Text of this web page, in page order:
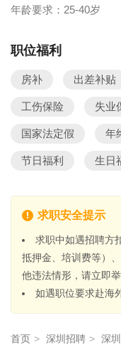
年龄要求：25-40岁
职位福利
房补 出差补贴
工伤保险 失业
国家法定假 年
节日福利 生日
求职安全提示
求职中如遇招聘方
抵押金、培训费等）
他违法情形，请立即
如遇职位要求赴海
首页 > 深圳招聘 > 深